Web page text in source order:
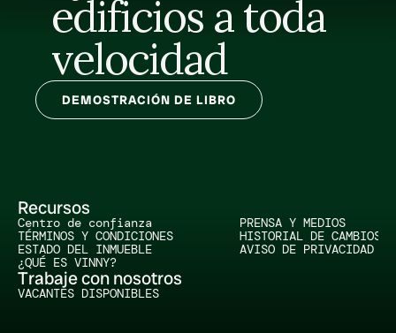
edificios a toda
velocidad
DEMOSTRACIÓN DE LIBRO
Recursos
Centro de confianza
TÉRMINOS Y CONDICIONES
ESTADO DEL INMUEBLE
¿QUÉ ES VINNY?
PRENSA Y MEDIOS
HISTORIAL DE CAMBIOS
AVISO DE PRIVACIDAD
Trabaje con nosotros
VACANTES DISPONIBLES